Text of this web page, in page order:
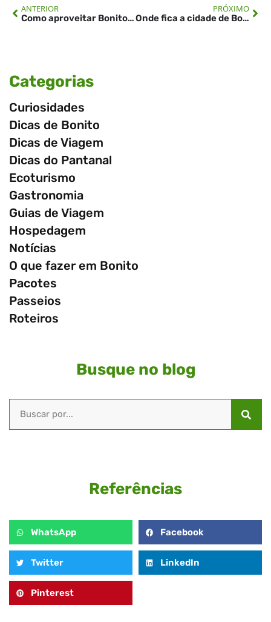
ANTERIOR
Como aproveitar Bonito MS em abril
PRÓXIMO
Onde fica a cidade de Bonito-MS?
Categorias
Curiosidades
Dicas de Bonito
Dicas de Viagem
Dicas do Pantanal
Ecoturismo
Gastronomia
Guias de Viagem
Hospedagem
Notícias
O que fazer em Bonito
Pacotes
Passeios
Roteiros
Busque no blog
Referências
WhatsApp Facebook
Twitter LinkedIn
Pinterest